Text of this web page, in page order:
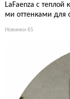
LaFaenza с
ми оттенками для
Новинки 65